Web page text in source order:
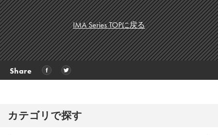
IMA Series TOPに戻る
Share
カテゴリで探す